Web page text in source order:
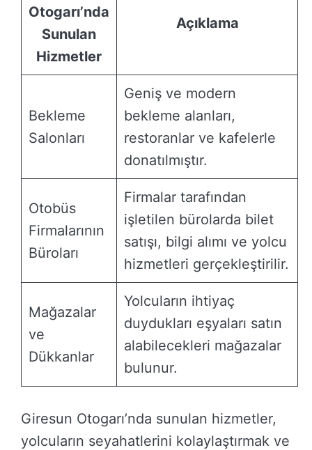
Otogarı’nda
Sunulan
Hizmetler
Açıklama
Bekleme
Salonları
Geniş ve modern
bekleme alanları,
restoranlar ve kafelerle
donatılmıştır.
Otobüs
Firmalarının
Büroları
Firmalar tarafından
işletilen bürolarda bilet
satışı, bilgi alımı ve yolcu
hizmetleri gerçekleştirilir.
Mağazalar
ve
Dükkanlar
Yolcuların ihtiyaç
duydukları eşyaları satın
alabilecekleri mağazalar
bulunur.
Giresun Otogarı’nda sunulan hizmetler,
yolcuların seyahatlerini kolaylaştırmak ve